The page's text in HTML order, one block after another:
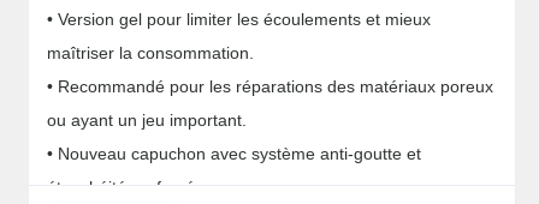
• Version gel pour limiter les écoulements et mieux
maîtriser la consommation.
• Recommandé pour les réparations des matériaux poreux
ou ayant un jeu important.
• Nouveau capuchon avec système anti-goutte et
étanchéité renforcée.